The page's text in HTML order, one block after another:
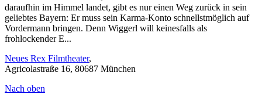
daraufhin im Himmel landet, gibt es nur einen Weg zurück in sein
geliebtes Bayern: Er muss sein Karma-Konto schnellstmöglich auf
Vordermann bringen. Denn Wiggerl will keinesfalls als
frohlockender E...
Neues Rex Filmtheater,
Agricolastraße 16, 80687 München
Nach oben